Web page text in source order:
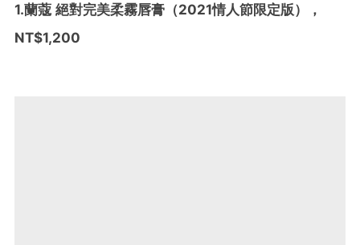
1.蘭蔻 絕對完美柔霧唇膏（2021情人節限定版），
NT$1,200